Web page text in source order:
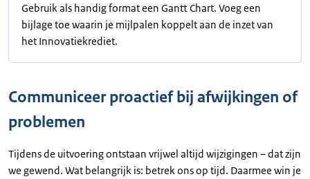
Gebruik als handig format een Gantt Chart. Voeg een
bijlage toe waarin je mijlpalen koppelt aan de inzet van
het Innovatiekrediet.
Communiceer proactief bij afwijkingen of
problemen
Tijdens de uitvoering ontstaan vrijwel altijd wijzigingen – dat zijn
we gewend. Wat belangrijk is: betrek ons op tijd. Daarmee win je